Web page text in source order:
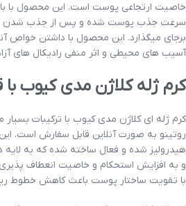
خاصیت ارتجاعی پوست است. این محصول با
سرعت جذب پوست شده و پس از جذب شدن
برجای میگذارد. این محصول با داشتن خواص
آسیب های محیطی و اثر منفی رادیکال های
کرم ژله کلاژن مدی کیوب
کرم ژله ای کلاژن مدی کیوب با ترکیبات
روتینو به صورت آنلاین قابل سفارش است.
هیدرولیز شده و فعال ساخته شده که به
و به افزایش استحکام و خاصیت انعطاف
با تقویت ساختار پوست باعث کاهش خطوط